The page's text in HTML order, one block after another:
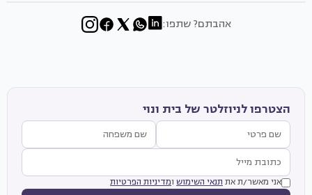
אהבתם? שתפו:
הצטרפו לניוזלטר של בית ונוי
אני מאשר/ת את תנאי השימוש ומדיניות הפרטיות